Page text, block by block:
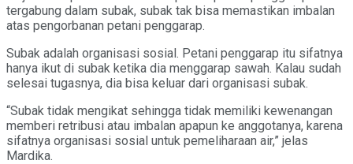
tergabung dalam subak, subak tak bisa memastikan imbalan
atas pengorbanan petani penggarap.
Subak adalah organisasi sosial. Petani penggarap itu sifatnya
hanya ikut di subak ketika dia menggarap sawah. Kalau sudah
selesai tugasnya, dia bisa keluar dari organisasi subak.
“Subak tidak mengikat sehingga tidak memiliki kewenangan
memberi retribusi atau imbalan apapun ke anggotanya, karena
sifatnya organisasi sosial untuk pemeliharaan air,” jelas
Mardika.